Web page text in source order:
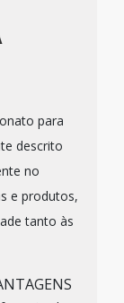
para
descrito
no
e produtos,
tanto às